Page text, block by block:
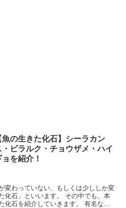
魚の生きた化石】シーラカン
・ピラルク・チョウザメ・ハイ
ョを紹介！
変わっていない、もしくは少ししか変
います。 その中でも、本
を紹介していきます。 有名な魚